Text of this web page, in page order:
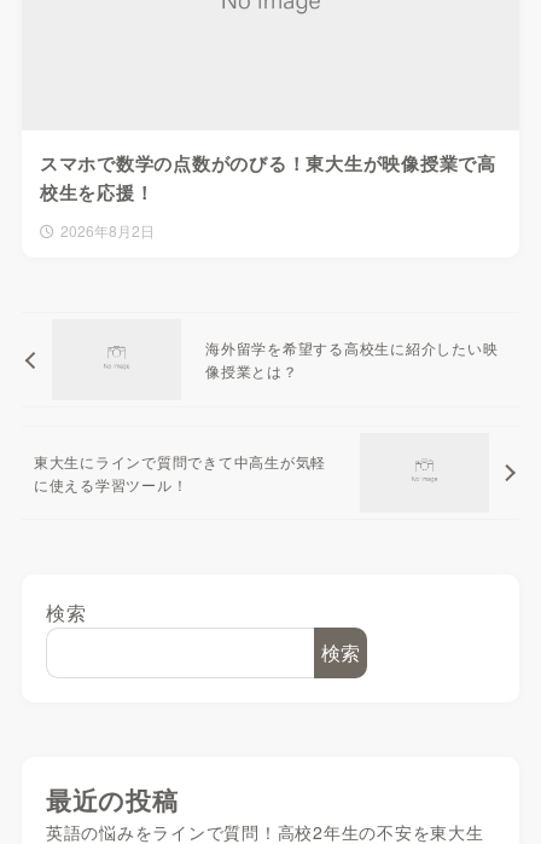
スマホで数学の点数がのびる！東大生が映像授業で高
校生を応援！
2026年8月2日
海外留学を希望する高校生に紹介したい映
像授業とは？
東大生にラインで質問できて中高生が気軽
に使える学習ツール！
検索
検索
最近の投稿
英語の悩みをラインで質問！高校2年生の不安を東大生